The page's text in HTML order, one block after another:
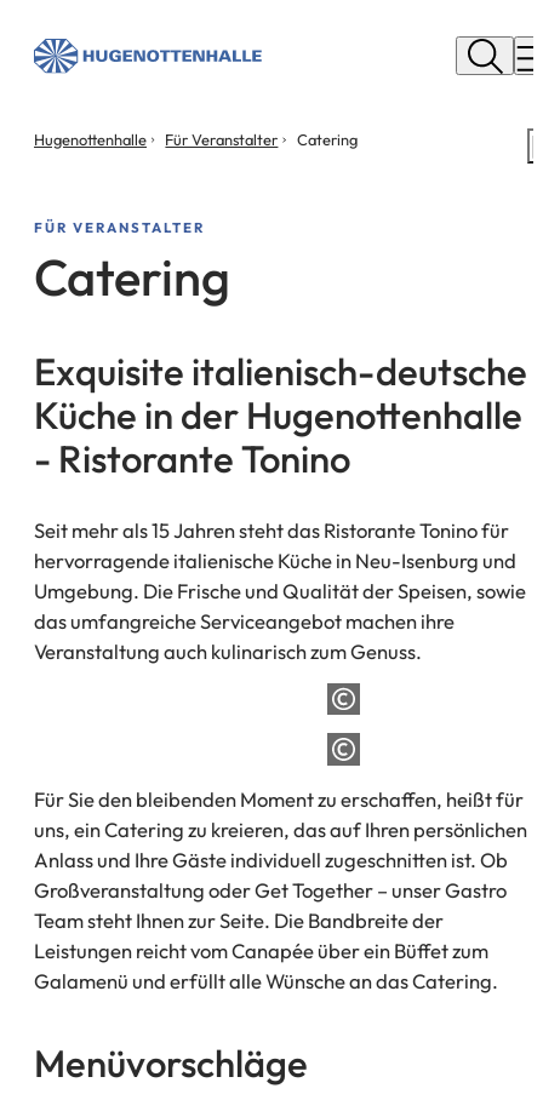
Neu
Isenburg
Hugenottenhalle Für Veranstalter Catering
FÜR VERANSTALTER
Catering
Exquisite italienisch-deutsche
Küche in der Hugenottenhalle
- Ristorante Tonino
Seit mehr als 15 Jahren steht das Ristorante Tonino für
hervorragende italienische Küche in Neu-Isenburg und
Umgebung. Die Frische und Qualität der Speisen, sowie
das umfangreiche Serviceangebot machen ihre
Veranstaltung auch kulinarisch zum Genuss.
Für Sie den bleibenden Moment zu erschaffen, heißt für
uns, ein Catering zu kreieren, das auf Ihren persönlichen
Anlass und Ihre Gäste individuell zugeschnitten ist. Ob
Großveranstaltung oder Get Together – unser Gastro
Team steht Ihnen zur Seite. Die Bandbreite der
Leistungen reicht vom Canapée über ein Büffet zum
Galamenü und erfüllt alle Wünsche an das Catering.
Menüvorschläge